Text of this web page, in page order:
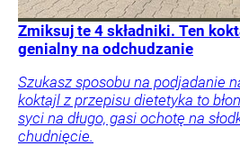
Zmiksuj te 4 składniki. Ten
genialny na odchudzanie
Szukasz sposobu na podjadanie
koktajl z przepisu dietetyka to
syci na długo, gasi ochotę na
chudnięcie.